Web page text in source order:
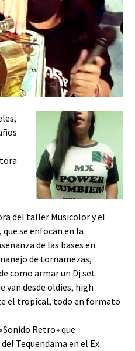
del taller Musicolor y el
se enfocan en la
de las bases en
de tornamezas,
como armar un Dj set.
van desde oldies, high
el tropical, todo en formato
Retro» que
Tequendama en el Ex